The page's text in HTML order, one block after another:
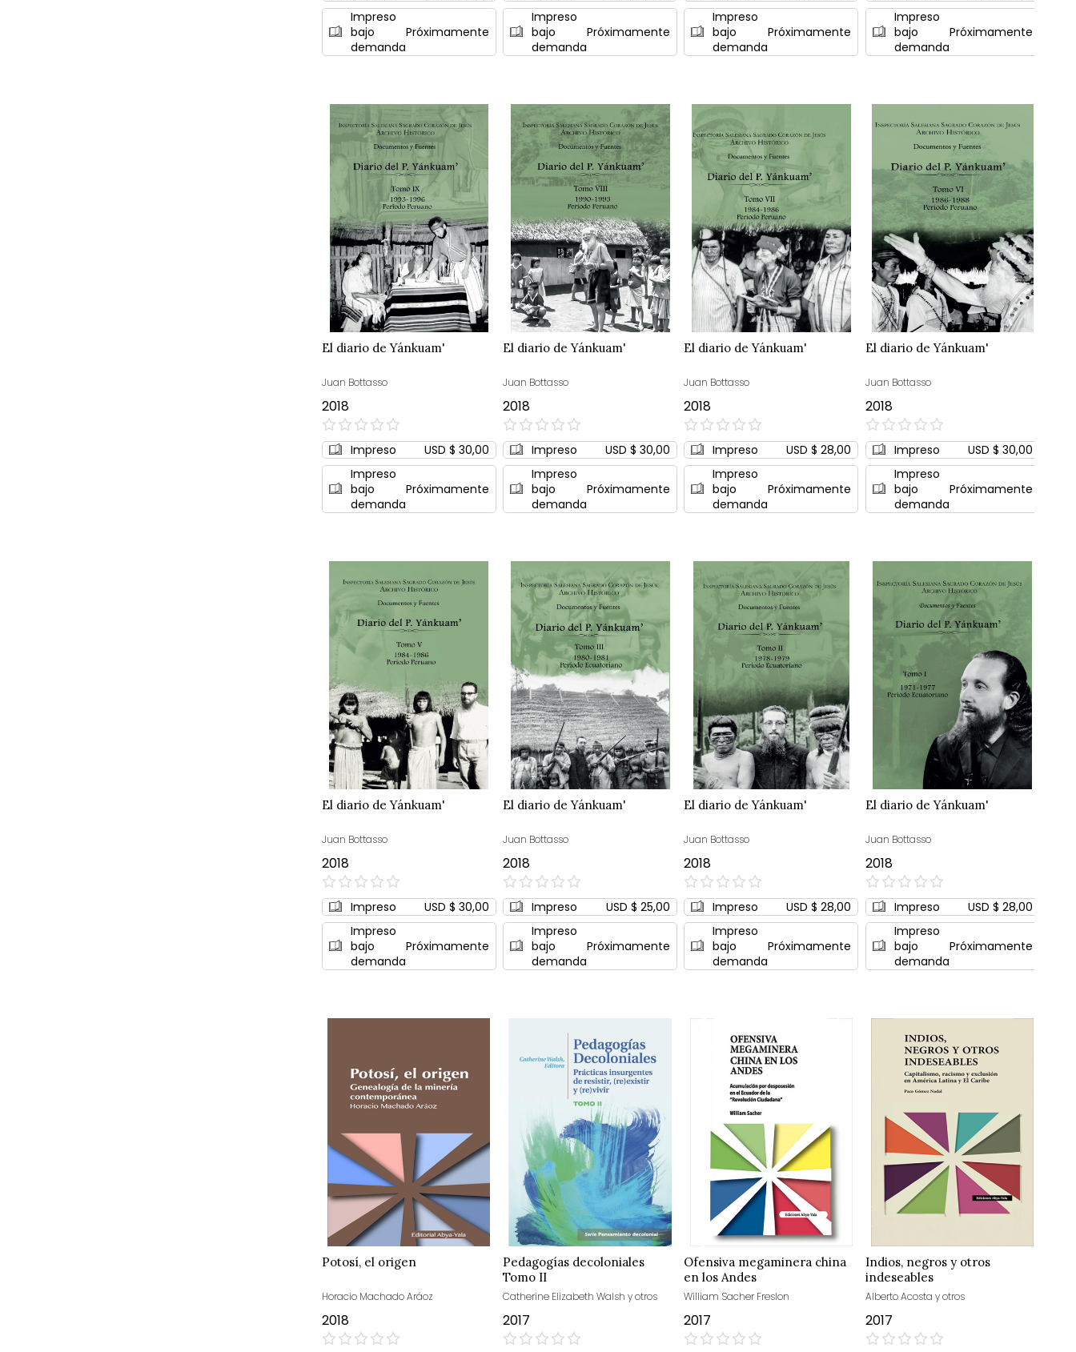
Impreso
bajo
demanda
Próximamente
Impreso
bajo
demanda
Próximamente
Impreso
bajo
demanda
Próximamente
Impreso
bajo
demanda
Próximamente
El diario de Yánkuam'
Juan Bottasso
2018
0%
Impreso
USD $ 30,00
Impreso
bajo
demanda
Próximamente
El diario de Yánkuam'
Juan Bottasso
2018
0%
Impreso
USD $ 30,00
Impreso
bajo
demanda
Próximamente
El diario de Yánkuam'
Juan Bottasso
2018
0%
Impreso
USD $ 28,00
Impreso
bajo
demanda
Próximamente
El diario de Yánkuam'
Juan Bottasso
2018
0%
Impreso
USD $ 30,00
Impreso
bajo
demanda
Próximamente
El diario de Yánkuam'
Juan Bottasso
2018
0%
Impreso
USD $ 30,00
Impreso
bajo
demanda
Próximamente
El diario de Yánkuam'
Juan Bottasso
2018
0%
Impreso
USD $ 25,00
Impreso
bajo
demanda
Próximamente
El diario de Yánkuam'
Juan Bottasso
2018
0%
Impreso
USD $ 28,00
Impreso
bajo
demanda
Próximamente
El diario de Yánkuam'
Juan Bottasso
2018
0%
Impreso
USD $ 28,00
Impreso
bajo
demanda
Próximamente
Potosí, el origen
Horacio Machado Aráoz
2018
Pedagogías decoloniales
Tomo II
Catherine Elizabeth Walsh y otros
2017
Ofensiva megaminera china
en los Andes
William Sacher Freslon
2017
Indios, negros y otros
indeseables
Alberto Acosta y otros
2017